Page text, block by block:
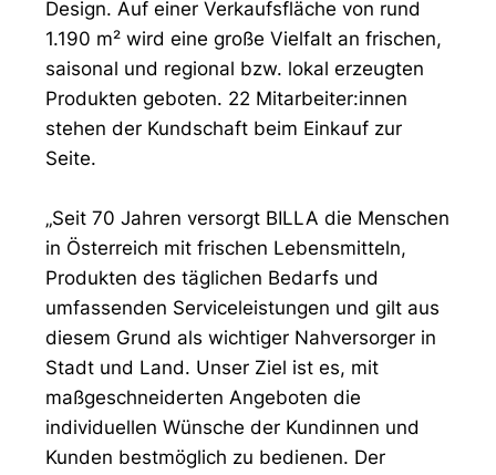
Design. Auf einer Verkaufsfläche von rund
1.190 m² wird eine große Vielfalt an frischen,
saisonal und regional bzw. lokal erzeugten
Produkten geboten. 22 Mitarbeiter:innen
stehen der Kundschaft beim Einkauf zur
Seite.
„Seit 70 Jahren versorgt BILLA die Menschen
in Österreich mit frischen Lebensmitteln,
Produkten des täglichen Bedarfs und
umfassenden Serviceleistungen und gilt aus
diesem Grund als wichtiger Nahversorger in
Stadt und Land. Unser Ziel ist es, mit
maßgeschneiderten Angeboten die
individuellen Wünsche der Kundinnen und
Kunden bestmöglich zu bedienen. Der